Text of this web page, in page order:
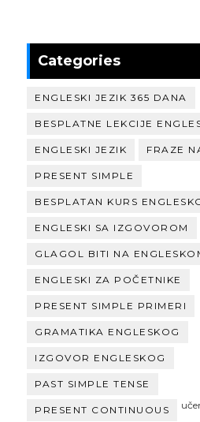
Categories
ENGLESKI JEZIK 365 DANA
BESPLATNE LEKCIJE
ENGLESKI JEZIK FRAZE
PRESENT SIMPLE
BESPLATAN KURS
ENGLESKI SA IZGOVOROM
GLAGOL BITI NA
ENGLESKI ZA POČETNIKE
PRESENT SIMPLE PRIMERI
GRAMATIKA ENGLESKOG
IZGOVOR ENGLESKOG
PAST SIMPLE TENSE
PRESENT CONTINUOUS